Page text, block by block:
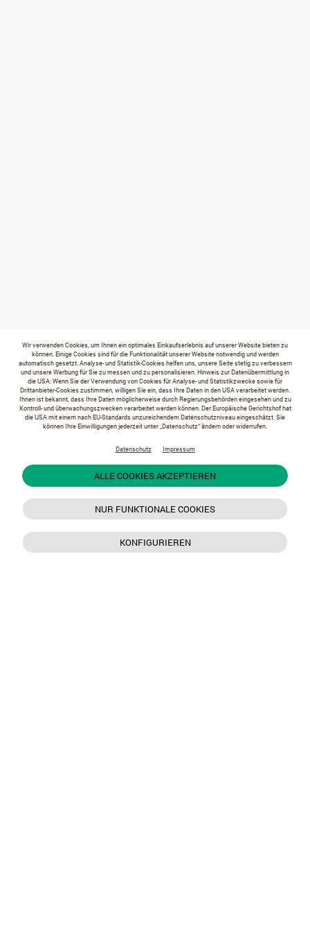
Wir verwenden Cookies, um Ihnen ein optimales Einkaufserlebnis auf unserer Website bieten zu
können. Einige Cookies sind für die Funktionalität unserer Website notwendig und werden
automatisch gesetzt. Analyse- und Statistik-Cookies helfen uns, unsere Seite stetig zu verbessern
und unsere Werbung für Sie zu messen und zu personalisieren. Hinweis zur Datenübermittlung in
die USA: Wenn Sie der Verwendung von Cookies für Analyse- und Statistikzwecke sowie für
Drittanbieter-Cookies zustimmen, willigen Sie ein, dass Ihre Daten in den USA verarbeitet werden.
Ihnen ist bekannt, dass Ihre Daten möglicherweise durch Regierungsbehörden eingesehen und zu
Kontroll- und überwachungszwecken verarbeitet werden können. Der Europäische Gerichtshof hat
die USA mit einem nach EU-Standards unzureichendem Datenschutzniveau eingeschätzt. Sie
können Ihre Einwilligungen jederzeit unter „Datenschutz“ ändern oder widerrufen.
Datenschutz Impressum
ALLE COOKIES AKZEPTIEREN
NUR FUNKTIONALE COOKIES
KONFIGURIEREN